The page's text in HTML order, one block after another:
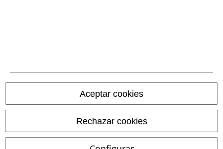
Aceptar cookies
Rechazar cookies
Todos los precios incluyen el IVA pero no losgastos de transporte
© 1986-2026 E.M.P. Merchandising HGmbH
Tiendas EMP online